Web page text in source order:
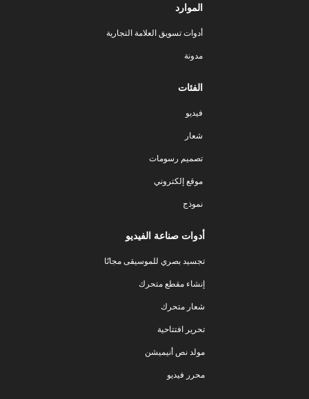
الموارد
أدوات تسويق العلامة التجارية
مدونة
الفئات
فيديو
شعار
تصميم رسومات
موقع إلكتروني
نموذج
أدوات صناعة الفيديو
تجسيد بصري للموسيقى مجانًا
إنشاء مقطع متحرك
شعار متحرك
تحرير افتتاحية
مولد نص أنيميشن
محرر فيديو